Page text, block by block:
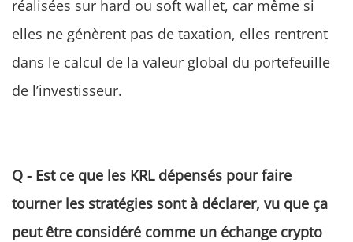
réalisées sur hard ou soft wallet, car même si
elles ne génèrent pas de taxation, elles rentrent
dans le calcul de la valeur global du portefeuille
de l’investisseur.
Q - Est ce que les KRL dépensés pour faire
tourner les stratégies sont à déclarer, vu que ça
peut être considéré comme un échange crypto